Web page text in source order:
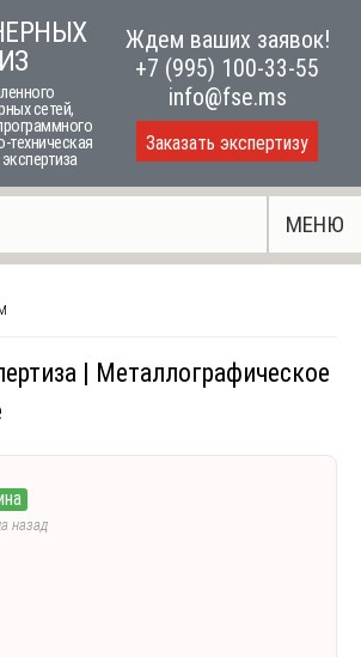
сетей,
техническая
Ждем ваших заявок!
+7 (995) 100-33-55
info@fse.ms
Заказать экспертизу
МЕНЮ
| Металлографическое
назад